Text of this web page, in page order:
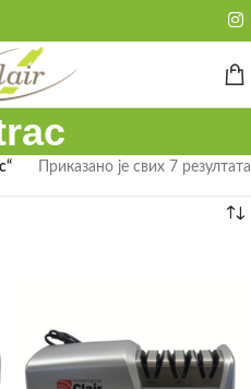
Приказано је свих 7 резултата